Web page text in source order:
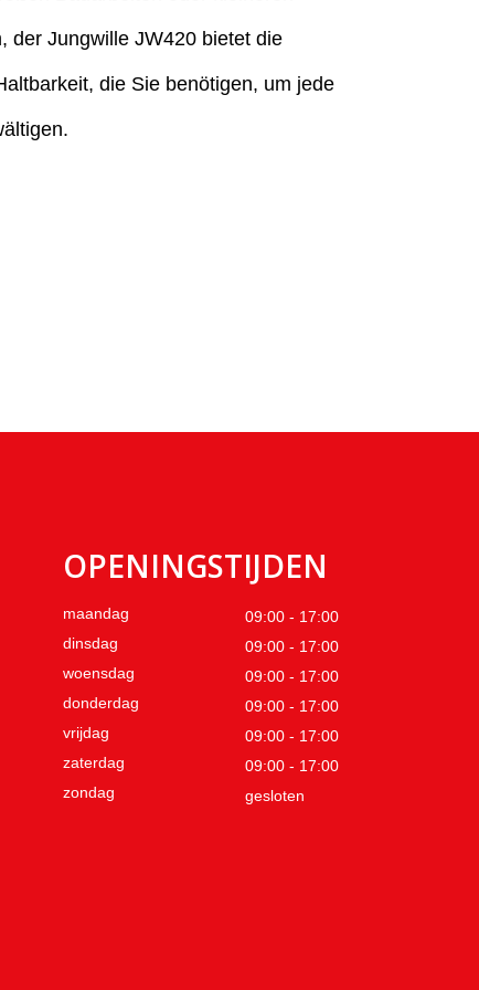
der Jungwille JW420 bietet die
die Sie benötigen, um jede
OPENINGSTIJDEN
maandag
09:00 - 17:00
dinsdag
09:00 - 17:00
woensdag
09:00 - 17:00
donderdag
09:00 - 17:00
vrijdag
09:00 - 17:00
zaterdag
09:00 - 17:00
zondag
gesloten